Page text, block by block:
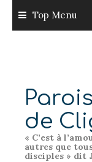
content
Top Menu
de
« C’est à
autres que
disciples » dit